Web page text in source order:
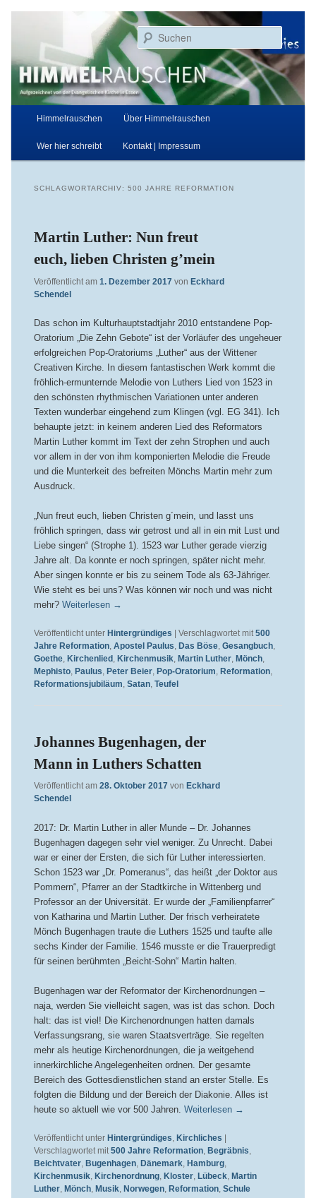
Himmelrauschen
Aufgezeichnet von der Evangelischen Kirche in Essen
Hauptmenü
Himmelrauschen Über Himmelrauschen
Wer hier schreibt Kontakt | Impressum
SCHLAGWORTARCHIV: 500 JAHRE REFORMATION
Martin Luther: Nun freut
euch, lieben Christen g’mein
Veröffentlicht am 1. Dezember 2017 von Eckhard
Schendel
Das schon im Kulturhauptstadtjahr 2010 entstandene Pop-
Oratorium „Die Zehn Gebote“ ist der Vorläufer des ungeheuer
erfolgreichen Pop-Oratoriums „Luther“ aus der Wittener
Creativen Kirche. In diesem fantastischen Werk kommt die
fröhlich-ermunternde Melodie von Luthers Lied von 1523 in
den schönsten rhythmischen Variationen unter anderen
Texten wunderbar eingehend zum Klingen (vgl. EG 341). Ich
behaupte jetzt: in keinem anderen Lied des Reformators
Martin Luther kommt im Text der zehn Strophen und auch
vor allem in der von ihm komponierten Melodie die Freude
und die Munterkeit des befreiten Mönchs Martin mehr zum
Ausdruck.
„Nun freut euch, lieben Christen g´mein, und lasst uns
fröhlich springen, dass wir getrost und all in ein mit Lust und
Liebe singen“ (Strophe 1). 1523 war Luther gerade vierzig
Jahre alt. Da konnte er noch springen, später nicht mehr.
Aber singen konnte er bis zu seinem Tode als 63-Jähriger.
Wie steht es bei uns? Was können wir noch und was nicht
mehr? Weiterlesen →
Veröffentlicht unter Hintergründiges Verschlagwortet mit 500
Jahre Reformation, Apostel Paulus, Das Böse, Gesangbuch,
Goethe, Kirchenlied , Kirchenmusik, Martin Luther, Mönch,
Mephisto, Paulus, Peter Beier, Pop-Oratorium, Reformation,
Reformationsjubiläum, Satan, Teufel
Johannes Bugenhagen, der
Mann in Luthers Schatten
Veröffentlicht am 28. Oktober 2017 von Eckhard
Schendel
2017: Dr. Martin Luther in aller Munde – Dr. Johannes
Bugenhagen dagegen sehr viel weniger. Zu Unrecht. Dabei
war er einer der Ersten, die sich für Luther interessierten.
Schon 1523 war „Dr. Pomeranus“, das heißt „der Doktor aus
Pommern“, Pfarrer an der Stadtkirche in Wittenberg und
Professor an der Universität. Er wurde der „Familienpfarrer“
von Katharina und Martin Luther. Der frisch verheiratete
Mönch Bugenhagen traute die Luthers 1525 und taufte alle
sechs Kinder der Familie. 1546 musste er die Trauerpredigt
für seinen berühmten „Beicht-Sohn“ Martin halten.
Bugenhagen war der Reformator der Kirchenordnungen –
naja, werden Sie vielleicht sagen, was ist das schon. Doch
halt: das ist viel! Die Kirchenordnungen hatten damals
Verfassungsrang, sie waren Staatsverträge. Sie regelten
mehr als heutige Kirchenordnungen, die ja weitgehend
innerkirchliche Angelegenheiten ordnen. Der gesamte
Bereich des Gottesdienstlichen stand an erster Stelle. Es
folgten die Bildung und der Bereich der Diakonie. Alles ist
heute so aktuell wie vor 500 Jahren. Weiterlesen →
Veröffentlicht unter Hintergründiges, Kirchliches |
Verschlagwortet mit 500 Jahre Reformation, Begräbnis,
Beichtvater, Bugenhagen, Dänemark, Hamburg,
Kirchenmusik, Kirchenordnung, Kloster, Lübeck, Martin
Luther, Mönch, Musik, Norwegen, Reformation, Schule